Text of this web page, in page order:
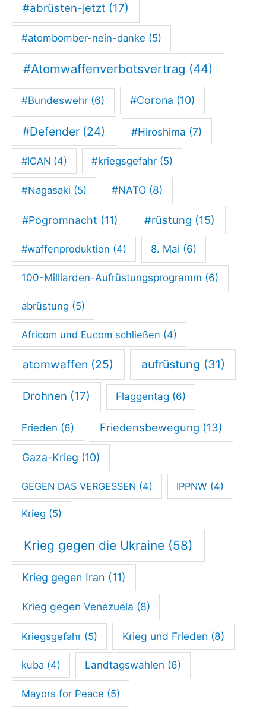
#abrüsten-jetzt (17)
#atombomber-nein-danke (5)
#Atomwaffenverbotsvertrag (44)
#Bundeswehr (6) #Corona (10)
#Defender (24) #Hiroshima (7)
#ICAN (4) #kriegsgefahr(5)
#Nagasaki (5) #NATO(8)
#Pogromnacht (11) #rüstung (15)
#waffenproduktion (4) 8. Mai (6)
100-Milliarden-Aufrüstungsprogramm (6)
abrüstung (5)
Africom und Eucom schließen (4)
atomwaffen (25) aufrüstung (31)
Drohnen (17) Flaggentag (6)
Frieden (6) Friedensbewegung (13)
Gaza-Krieg (10)
GEGEN DAS VERGESSEN (4) IPPNW (4)
Krieg (5)
Krieg gegen die Ukraine (58)
Krieg gegen Iran (11)
Krieg gegen Venezuela (8)
Kriegsgefahr (5) Krieg und Frieden (8)
kuba (4) Landtagswahlen (6)
Mayors for Peace (5)